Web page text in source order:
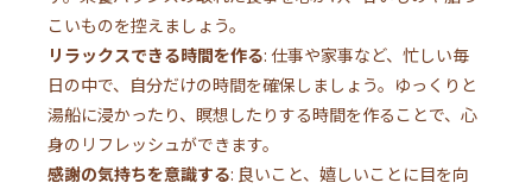
こいものを控えましょう。
リラックスできる時間を作る: 仕事や家事など、忙しい毎
日の中で、自分だけの時間を確保しましょう。ゆっくりと
湯船に浸かったり、瞑想したりする時間を作ることで、心
身のリフレッシュができます。
感謝の気持ちを意識する: 良いこと、嬉しいことに目を向